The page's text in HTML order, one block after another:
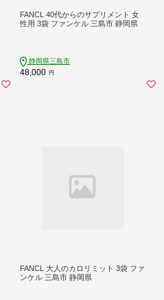
FANCL 40代からのサプリメント 女
性用 3袋 ファンケル 三島市 静岡県
静岡県三島市
48,000 円
FANCL 大人のカロリミット 3袋 ファ
ンケル 三島市 静岡県